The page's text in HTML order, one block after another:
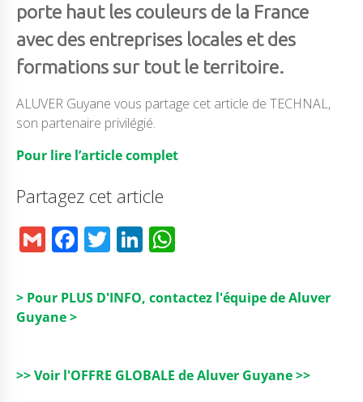
porte haut les couleurs de la France
avec des entreprises locales et des
formations sur tout le territoire.
ALUVER Guyane vous partage cet article de TECHNAL,
son partenaire privilégié.
Pour lire l’article complet
Partagez cet article
G
ai
l
F
c
o
T
it
r
Li
k
n
a
p
> Pour PLUS D'INFO, contactez l'équipe de Aluver
Guyane >
>> Voir l'OFFRE GLOBALE de Aluver Guyane >>